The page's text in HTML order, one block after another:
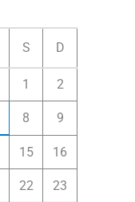
S D
1 2
8 9
15 16
22 23